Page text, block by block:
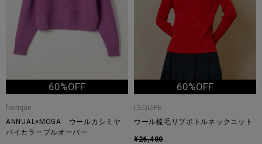
60%OFF
feerique
ANNUAL×MOGA ウールカシミヤ
バイカラープルオーバー
60%OFF
L'EQUIPE
ウール梳毛リブボトルネックニット
¥26,400